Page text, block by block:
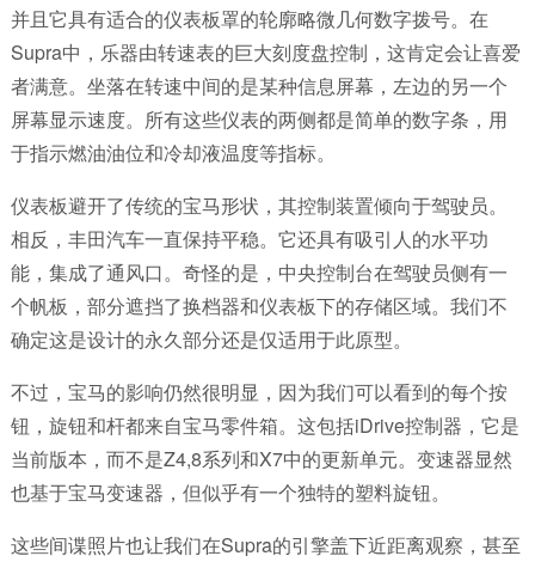
并且它具有适合的仪表板罩的轮廓略微几何数字拨号。在
Supra中，乐器由转速表的巨大刻度盘控制，这肯定会让喜爱
者满意。坐落在转速中间的是某种信息屏幕，左边的另一个
屏幕显示速度。所有这些仪表的两侧都是简单的数字条，用
于指示燃油油位和冷却液温度等指标。
仪表板避开了传统的宝马形状，其控制装置倾向于驾驶员。
相反，丰田汽车一直保持平稳。它还具有吸引人的水平功
能，集成了通风口。奇怪的是，中央控制台在驾驶员侧有一
个帆板，部分遮挡了换档器和仪表板下的存储区域。我们不
确定这是设计的永久部分还是仅适用于此原型。
不过，宝马的影响仍然很明显，因为我们可以看到的每个按
钮，旋钮和杆都来自宝马零件箱。这包括iDrive控制器，它是
当前版本，而不是Z4,8系列和X7中的更新单元。变速器显然
也基于宝马变速器，但似乎有一个独特的塑料旋钮。
这些间谍照片也让我们在Supra的引擎盖下近距离观察，甚至